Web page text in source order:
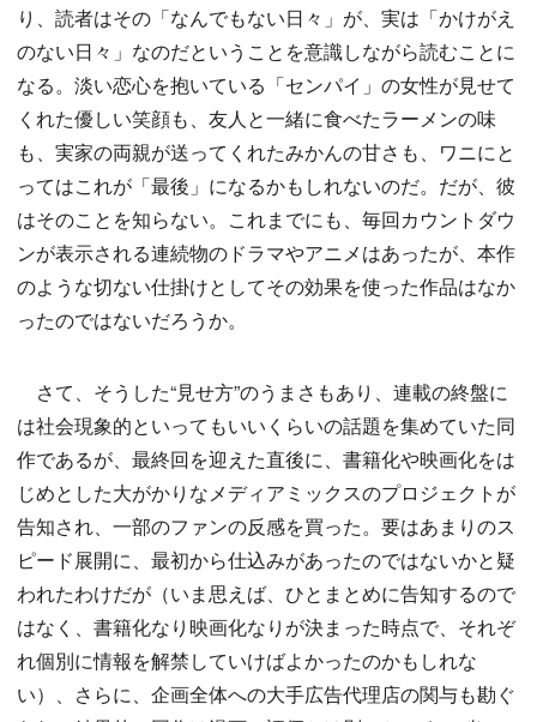
り、読者はその「なんでもない日々」が、実は「かけがえ
のない日々」なのだということを意識しながら読むことに
なる。淡い恋心を抱いている「センパイ」の女性が見せて
くれた優しい笑顔も、友人と一緒に食べたラーメンの味
も、実家の両親が送ってくれたみかんの甘さも、ワニにと
ってはこれが「最後」になるかもしれないのだ。だが、彼
はそのことを知らない。これまでにも、毎回カウントダウ
ンが表示される連続物のドラマやアニメはあったが、本作
のような切ない仕掛けとしてその効果を使った作品はなか
ったのではないだろうか。
さて、そうした“見せ方”のうまさもあり、連載の終盤に
は社会現象的といってもいいくらいの話題を集めていた同
作であるが、最終回を迎えた直後に、書籍化や映画化をは
じめとした大がかりなメディアミックスのプロジェクトが
告知され、一部のファンの反感を買った。要はあまりのス
ピード展開に、最初から仕込みがあったのではないかと疑
われたわけだが（いま思えば、ひとまとめに告知するので
はなく、書籍化なり映画化なりが決まった時点で、それぞ
れ個別に情報を解禁していけばよかったのかもしれな
い）、さらに、企画全体への大手広告代理店の関与も勘ぐ